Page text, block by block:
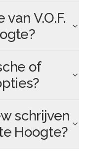
van V.O.F.
?
of
schrijven
Hoogte?